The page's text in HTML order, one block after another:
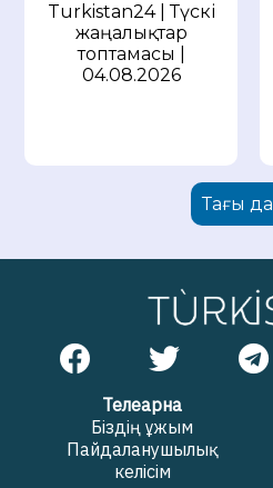
Turkistan24 | Түскі
жаңалықтар
топтамасы |
04.08.2026
Тағы да
Телеарна
Біздің ұжым
Пайдаланушылық
келісім